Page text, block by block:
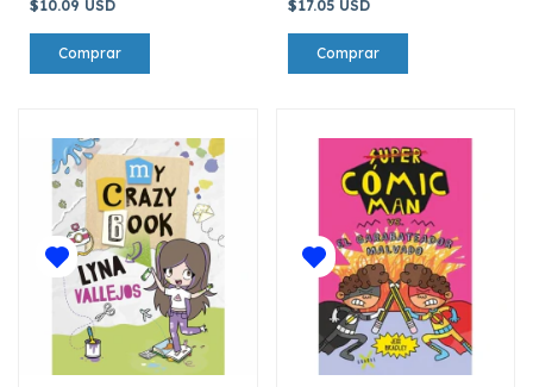
$10.09 USD $17.05 USD